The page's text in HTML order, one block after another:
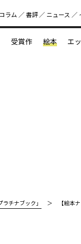
好書好日
コラム 書評 ニュース
受賞作 絵本 エ
チナブック」 【絵本